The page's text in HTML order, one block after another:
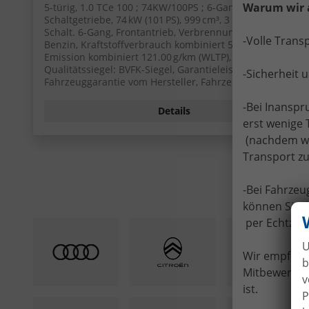
5-türig, 1.0 TCe 100 ; 74KW/100PS ; 6-Gang-
Schaltgetriebe, 74 kW (101 PS), 999 cm³, 3 Zylinder,
Schalt. 6-Gang, Frontantrieb, Verbrennungsmotor (ICE),
Benzin, Kraftstoffverbrauch kombiniert 5,3 (WLTP), CO₂-
Emission kombiniert 121.00 g/km (WLTP), CO₂-Klasse D,
Qualitätssiegel: BVFK-Siegel, Garantieleistung:
Fahrzeuggarantie vom Hersteller, Fahrzeugnr.: 52279
Details
Warum wir
-Volle
-Sicherheit
-Bei
erst wenige
(nachdem
Transport
-Bei
können Sie
per
Wir
ist.